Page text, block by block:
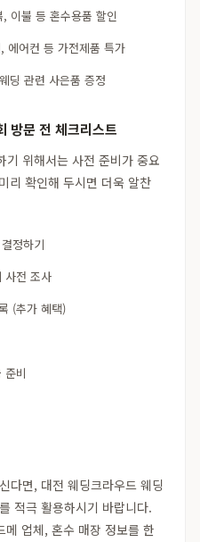
이불 등 혼수용품 할인
에어컨 등 가전제품 특가
딩 관련 사은품 증정
방문 전 체크리스트
기 위해서는 사전 준비가 중요
리 확인해 두시면 더욱 알찬
정하기
사전 조사
(추가 혜택)
준비
다면, 대전 웨딩크라우드 웨딩
적극 활용하시기 바랍니다.
업체, 혼수 매장 정보를 한